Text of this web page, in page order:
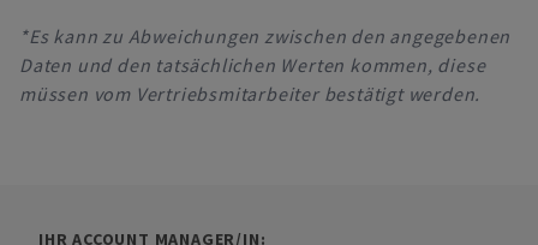
*Es kann zu Abweichungen zwischen den angegebenen
Daten und den tatsächlichen Werten kommen, diese
müssen vom Vertriebsmitarbeiter bestätigt werden.
IHR ACCOUNT MANAGER/IN: